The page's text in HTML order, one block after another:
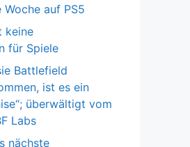
auf PS5
keine
für Spiele
Battlefield
ist es ein
überwältigt vom
Labs
nächste